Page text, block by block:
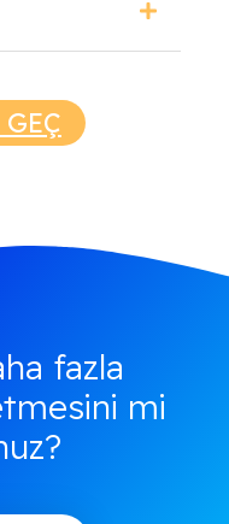
fazla
mi